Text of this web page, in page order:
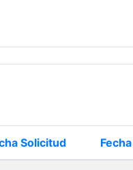
Solicitud